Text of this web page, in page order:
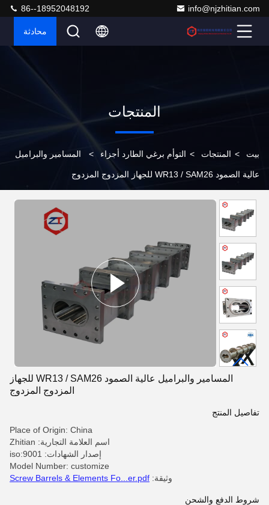
info@njzhitian.com
86--18952048192
محادثة
المنتجات
بيت > المنتجات > التوأم برغي الطارد أجزاء > المسامير والبراميل
عالية الصمود WR13 / SAM26 للجهاز المزدوج المزدوج
المسامير والبراميل عالية الصمود WR13 / SAM26 للجهاز
المزدوج المزدوج
تفاصيل المنتج
Place of Origin: China
اسم العلامة التجارية: Zhitian
إصدار الشهادات: iso:9001
Model Number: customize
وثيقة: Screw Barrels & Elements Fo...er.pdf
شروط الدفع والشحن